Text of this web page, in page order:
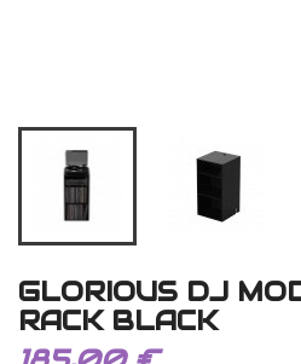
GLORIOUS DJ
RACK BLACK